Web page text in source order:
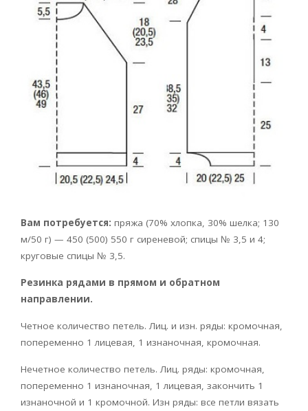
Вам потребуется: пряжа (70% хлопка, 30% шелка; 130
м/50 г) — 450 (500) 550 г сиреневой; спицы № 3,5 и 4;
круговые спицы № 3,5.
Резинка рядами в прямом и обратном
направлении.
Четное количество петель. Лиц. и изн. ряды: кромочная,
попеременно 1 лицевая, 1 изнаночная, кромочная.
Нечетное количество петель. Лиц. ряды: кромочная,
попеременно 1 изнаночная, 1 лицевая, закончить 1
изнаночной и 1 кромочной. Изн ряды: все петли вязать